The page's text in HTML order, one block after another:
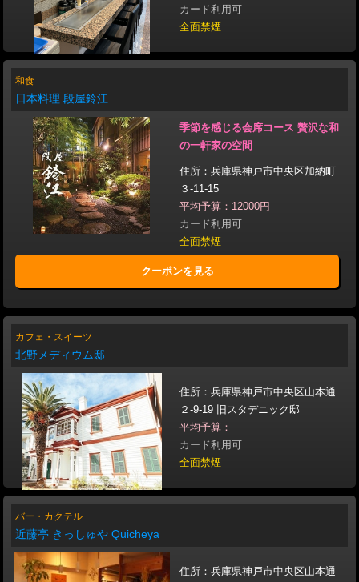
カード利用可
全面禁煙
和食
日本料理 段屋鈴江
季節を感じる会席コース 贅沢な和
の一軒家の空間
住所：兵庫県神戸市中央区加納町
３-11-15
平均予算：12000円
カード利用可
全面禁煙
クーポンを見る
カフェ・スイーツ
北野メディウム邸
住所：兵庫県神戸市中央区山本通
２-9-19 旧スタデニック邸
平均予算：
カード利用可
全面禁煙
バー・カクテル
近藤亭 きっしゅや Quicheya
住所：兵庫県神戸市中央区山本通